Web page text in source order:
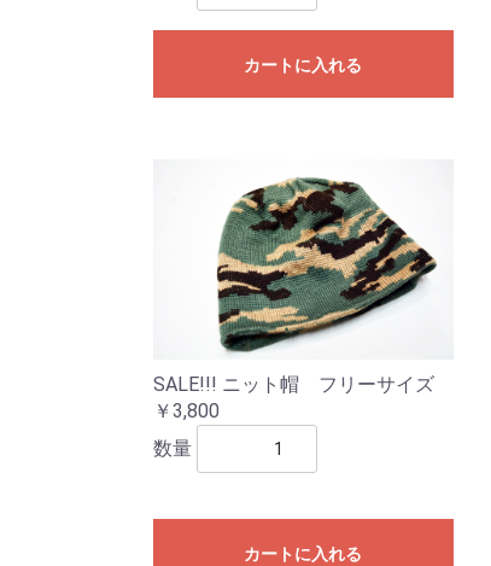
カートに入れる
SALE!!! ニット帽 フリーサイズ
￥3,800
数量
カートに入れる